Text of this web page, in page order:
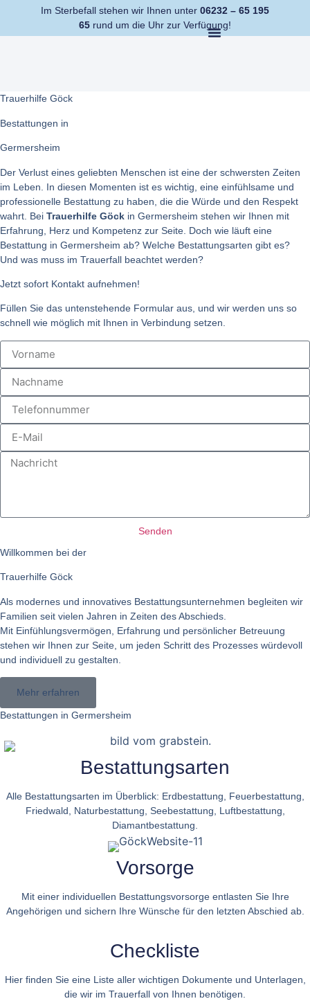
Im Sterbefall stehen wir Ihnen unter 06232 – 65 195
65 rund um die Uhr zur Verfügung!
Trauerhilfe Göck
Bestattungen in
Germersheim
Der Verlust eines geliebten Menschen ist eine der schwersten Zeiten
im Leben. In diesen Momenten ist es wichtig, eine einfühlsame und
professionelle Bestattung zu haben, die die Würde und den Respekt
wahrt. Bei Trauerhilfe Göck in Germersheim stehen wir Ihnen mit
Erfahrung, Herz und Kompetenz zur Seite. Doch wie läuft eine
Bestattung in Germersheim ab? Welche Bestattungsarten gibt es?
Und was muss im Trauerfall beachtet werden?
Jetzt sofort Kontakt aufnehmen!
Füllen Sie das untenstehende Formular aus, und wir werden uns so
schnell wie möglich mit Ihnen in Verbindung setzen.
Senden
Willkommen bei der
Trauerhilfe Göck
Als modernes und innovatives Bestattungsunternehmen begleiten wir
Familien seit vielen Jahren in Zeiten des Abschieds.
Mit Einfühlungsvermögen, Erfahrung und persönlicher Betreuung
stehen wir Ihnen zur Seite, um jeden Schritt des Prozesses würdevoll
und individuell zu gestalten.
Mehr erfahren
Bestattungen in Germersheim
Bestattungsarten
Alle Bestattungsarten im Überblick: Erdbestattung, Feuerbestattung,
Friedwald, Naturbestattung, Seebestattung, Luftbestattung,
Diamantbestattung.
Vorsorge
Mit einer individuellen Bestattungsvorsorge entlasten Sie Ihre
Angehörigen und sichern Ihre Wünsche für den letzten Abschied ab.
Checkliste
Hier finden Sie eine Liste aller wichtigen Dokumente und Unterlagen,
die wir im Trauerfall von Ihnen benötigen.​